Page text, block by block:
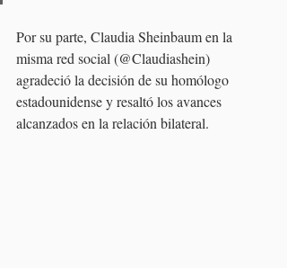
Por su parte, Claudia Sheinbaum en la
misma red social (@Claudiashein)
agradeció la decisión de su homólogo
estadounidense y resaltó los avances
alcanzados en la relación bilateral.